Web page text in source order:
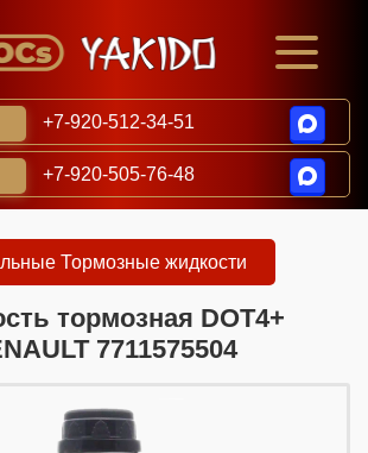
+7-920-512-34-51
+7-920-505-76-48
Тормозные жидкости
тормозная DOT4+
7711575504